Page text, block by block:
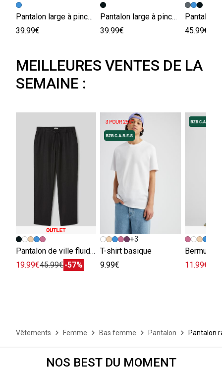
Pantalon large à pinces
39.99€
Pantalon large à pinces
39.99€
45.99€
MEILLEURES VENTES DE LA
SEMAINE :
Pantalon de ville fluide viscose lin
19.99€45.99€-57%
+3
T-shirt basique
9.99€
Bermuda
11.99€
Vêtements Femme Bas femme Pantalon Pantalon
NOS BEST DU MOMENT